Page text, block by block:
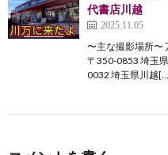
代書店川越
2025.11.05
〜主な撮影場所
〒350-0853 埼玉
0032 埼玉県川越